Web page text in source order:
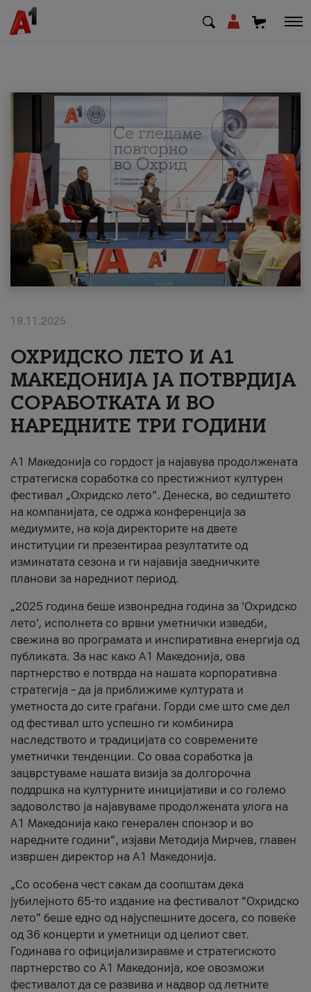
МК SQ
Приватни Деловни
Поддршка
Надополни кредит
#ПодобарОнлајн
19.11.2025
ОХРИДСКО ЛЕТО И A1
МАКЕДОНИЈА ЈА ПОТВРДИЈА
СОРАБОТКАТА И ВО
НАРЕДНИТЕ ТРИ ГОДИНИ
A1 Македонија со гордост ја најавува продолжената
стратегиска соработка со престижниот културен
фестивал „Охридско лето“. Денеска, во седиштето
на компанијата, се одржа конференција за
медиумите, на која директорите на двете
институции ги презентираа резултатите од
изминатата сезона и ги најавија заедничките
планови за наредниот период.
„2025 година беше извонредна година за ‘Охридско
лето’, исполнета со врвни уметнички изведби,
свежина во програмата и инспиративна енергија од
публиката. За нас како A1 Македонија, ова
партнерство е потврда на нашата корпоративна
стратегија – да ја приближиме културата и
уметноста до сите граѓани. Горди сме што сме дел
од фестивал што успешно ги комбинира
наследството и традицијата со современите
уметнички тенденции. Со оваа соработка ја
зацврстуваме нашата визија за долгорочна
поддршка на културните иницијативи и со големо
задоволство ја најавуваме продолжената улога на
A1 Македонија како генерален спонзор и во
наредните години“, изјави Методија Мирчев, главен
извршен директор на A1 Македонија.
„Со особена чест сакам да соопштам дека
јубилејното 65-то издание на фестивалот “Охридско
лето” беше едно од најуспешните досега, со повеќе
од 36 концерти и уметници од целиот свет.
Годинава го официјализиравме и стратегиското
партнерство со А1 Македонија, кое овозможи
фестивалот да се развива и надвор од летните